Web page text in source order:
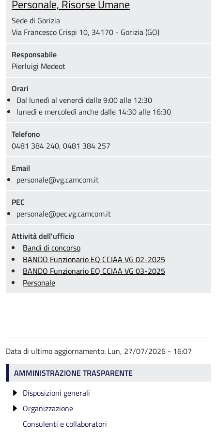
Personale, Risorse Umane
Sede di Gorizia
Via Francesco Crispi 10, 34170 - Gorizia (GO)
Responsabile
Pierluigi Medeot
Orari
Dal lunedì al venerdì dalle 9:00 alle 12:30
lunedì e mercoledì anche dalle 14:30 alle 16:30
Telefono
0481 384 240, 0481 384 257
Email
personale@vg.camcom.it
PEC
personale@pec.vg.camcom.it
Attività dell'ufficio
Bandi di concorso
BANDO Funzionario EQ CCIAA VG 02-2025
BANDO Funzionario EQ CCIAA VG 03-2025
Personale
Data di ultimo aggiornamento: Lun, 27/07/2026 - 16:07
Amministrazione trasparente
AMMINISTRAZIONE TRASPARENTE
Disposizioni generali
Atti generali
Riferimenti normativi su organizzazione e
Oneri informativi per cittadini e imprese
Organizzazione
Titolari di incarichi politici, di amministrazione, di
Consulenti e collaboratori